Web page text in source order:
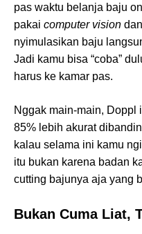
pas waktu belanja baju
pakai computer vision dan
nyimulasikan baju
Jadi kamu bisa “coba”
harus ke kamar pas.
Nggak main-main,
85% lebih akurat
kalau selama ini kamu
itu bukan karena badan
cutting bajunya aja yang
Bukan Cuma Liat,